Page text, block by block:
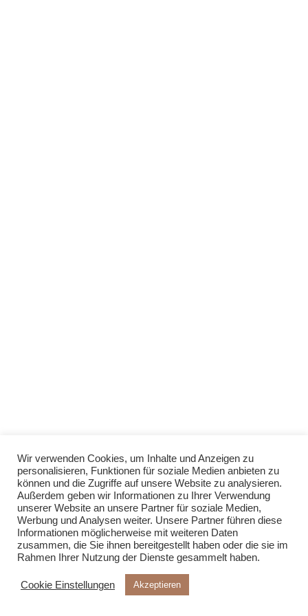
Wir verwenden Cookies, um Inhalte und Anzeigen zu
personalisieren, Funktionen für soziale Medien anbieten zu
können und die Zugriffe auf unsere Website zu analysieren.
Außerdem geben wir Informationen zu Ihrer Verwendung
unserer Website an unsere Partner für soziale Medien,
Werbung und Analysen weiter. Unsere Partner führen diese
Informationen möglicherweise mit weiteren Daten
zusammen, die Sie ihnen bereitgestellt haben oder die sie im
Rahmen Ihrer Nutzung der Dienste gesammelt haben.
Cookie Einstellungen Akzeptieren